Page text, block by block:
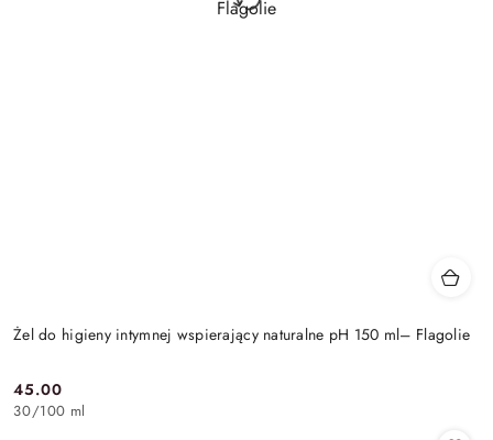
Żel do higieny intymnej wspierający naturalne pH 150 ml– Flagolie
Cena:
45.00
30/100 ml